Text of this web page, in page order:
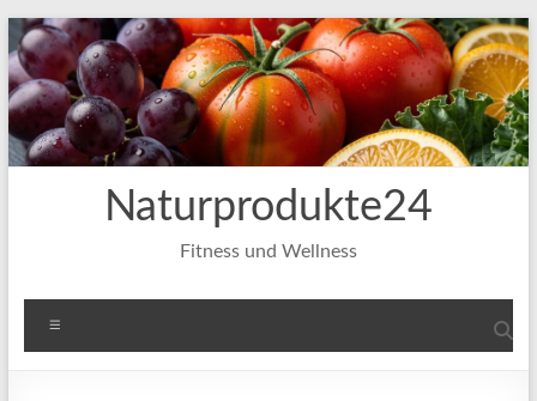
Zum
Inhalt
springen
Naturprodukte24
Fitness und Wellness